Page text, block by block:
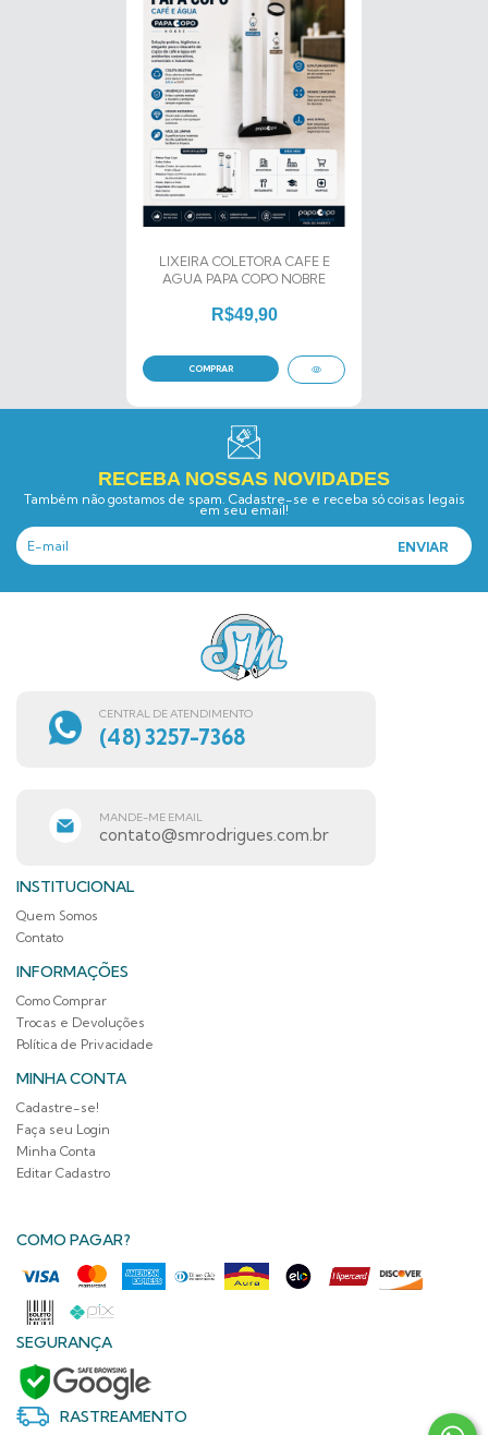
LIXEIRA COLETORA CAFE E
AGUA PAPA COPO NOBRE
R$49,90
RECEBA NOSSAS NOVIDADES
Também não gostamos de spam. Cadastre-se e receba só coisas legais
em seu email!
CENTRAL DE ATENDIMENTO
(48) 3257-7368
MANDE-ME EMAIL
contato@smrodrigues.com.br
INSTITUCIONAL
Quem Somos
Contato
INFORMAÇÕES
Como Comprar
Trocas e Devoluções
Política de Privacidade
MINHA CONTA
Cadastre-se!
Faça seu Login
Minha Conta
Editar Cadastro
COMO PAGAR?
SEGURANÇA
RASTREAMENTO